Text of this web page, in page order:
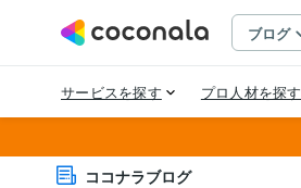
ココナラブログ